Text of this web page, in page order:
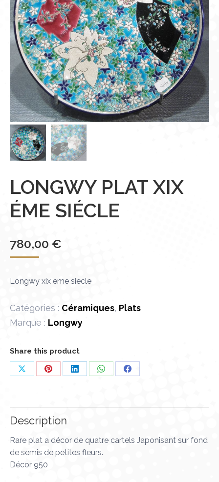
LONGWY PLAT XIX
ÉME SIÉCLE
780,00 €
Longwy xix eme siecle
Catégories : Céramiques, Plats
Marque : Longwy
Share this product
PartagerPartagerPartagerPartagerPartager
Description
Rare plat a décor de quatre cartels Japonisant sur fond
de semis de petites fleurs.
Décor 950